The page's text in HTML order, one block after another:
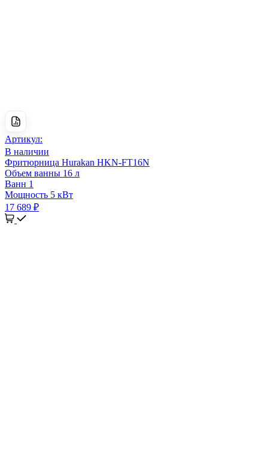
Артикул:
В наличии
Фритюрница Hurakan HKN-FT16N
Объем ванны 16 л
Ванн 1
Мощность 5 кВт
17 689 ₽